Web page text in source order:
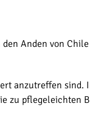
Anden von
anzutreffen
zu pflegeleichten